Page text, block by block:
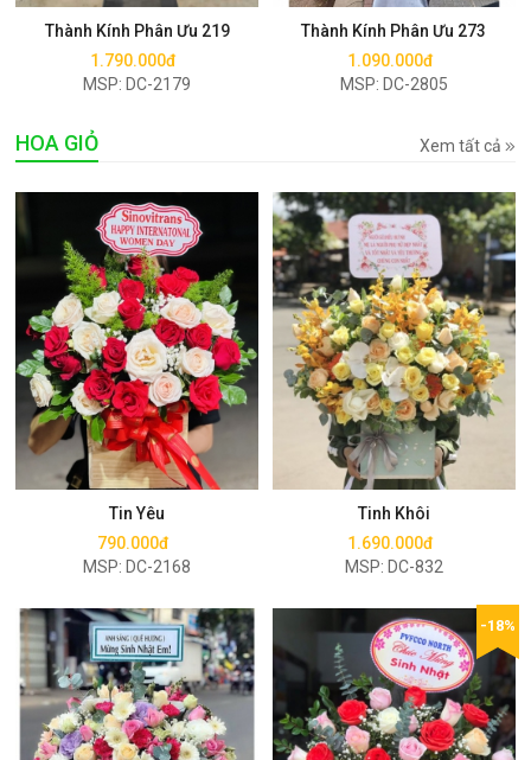
Thành Kính Phân Ưu 219
1.790.000đ
MSP: DC-2179
Thành Kính Phân Ưu 273
1.090.000đ
MSP: DC-2805
HOA GIỎ Xem tất cả
Tin Yêu
790.000đ
MSP: DC-2168
Mua ngay
Tinh Khôi
1.690.000đ
MSP: DC-832
Mua ngay
-18%